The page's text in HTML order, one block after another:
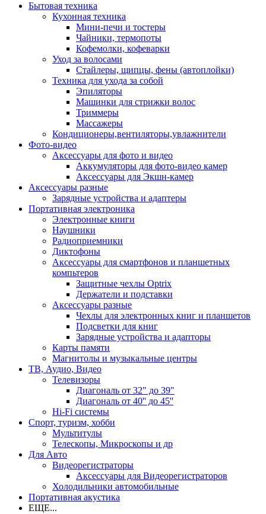
Бытовая техника
Кухонная техника
Мини-печи и тостеры
Чайники, термопоты
Кофемолки, кофеварки
Уход за волосами
Стайлеры, щипцы, фены (автоплойки)
Техника для ухода за собой
Эпиляторы
Машинки для стрижки волос
Триммеры
Массажеры
Кондиционеры,вентиляторы,увлажнители
Фото-видео
Аксессуары для фото и видео
Аккумуляторы для фото-видео камер
Аксессуары для Экшн-камер
Аксессуары разные
Зарядные устройства и адаптеры
Портативная электроника
Электронные книги
Наушники
Радиоприемники
Диктофоны
Аксессуары для смартфонов и планшетных
компьтеров
Защитные чехлы Optrix
Держатели и подставки
Аксессуары разные
Чехлы для электронных книг и планшетов
Подсветки для книг
Зарядные устройства и адапторы
Карты памяти
Магнитолы и музыкальные центры
ТВ, Аудио, Видео
Телевизоры
Диагональ от 32" до 39"
Диагональ от 40'' до 45''
Hi-Fi системы
Спорт, туризм, хобби
Мультитулы
Телескопы, Микроскопы и др
Для Авто
Видеорегистраторы
Аксессуары для Видеорегистраторов
Холодильники автомобильные
Портативная акустика
ЕЩЕ...